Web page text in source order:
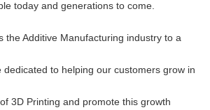
today and generations to come.
the Additive Manufacturing industry to a
dedicated to helping our customers grow in
3D Printing and promote this growth